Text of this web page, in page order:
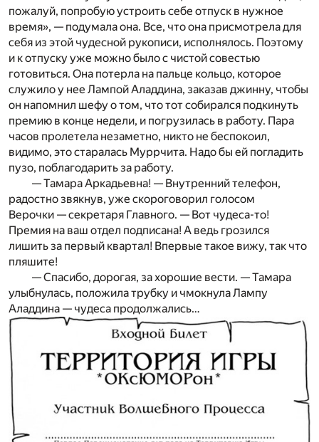
пожалуй, попробую устроить себе отпуск в нужное
время», — подумала она. Все, что она присмотрела для
себя из этой чудесной рукописи, исполнялось. Поэтому
и к отпуску уже можно было с чистой совестью
готовиться. Она потерла на пальце кольцо, которое
служило у нее Лампой Аладдина, заказав джинну, чтобы
он напомнил шефу о том, что тот собирался подкинуть
премию в конце недели, и погрузилась в работу. Пара
часов пролетела незаметно, никто не беспокоил,
видимо, это старалась Муррчита. Надо бы ей погладить
пузо, поблагодарить за работу.
— Тамара Аркадьевна! — Внутренний телефон,
радостно звякнув, уже скороговорил голосом
Верочки — секретаря Главного. — Вот чудеса-то!
Премия на ваш отдел подписана! А ведь грозился
лишить за первый квартал! Впервые такое вижу, так что
пляшите!
— Спасибо, дорогая, за хорошие вести. — Тамара
улыбнулась, положила трубку и чмокнула Лампу
Аладдина — чудеса продолжались…